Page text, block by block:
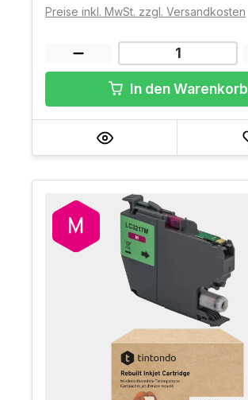
Preise inkl. MwSt. zzgl. Versandkosten
In den Warenkorb